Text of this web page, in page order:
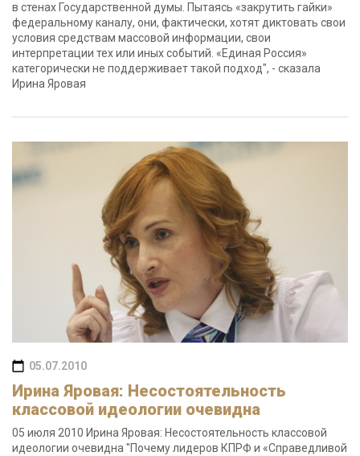
в стенах Государственной думы. Пытаясь «закрутить гайки»
федеральному каналу, они, фактически, хотят диктовать свои
условия средствам массовой информации, свои
интерпретации тех или иных событий. «Единая Россия»
категорически не поддерживает такой подход", - сказала
Ирина Яровая
05.07.2010
Ирина Яровая: Несостоятельность
классовой идеологии очевидна
05 июля 2010 Ирина Яровая: Несостоятельность классовой
идеологии очевидна "Почему лидеров КПРФ и «Справедливой